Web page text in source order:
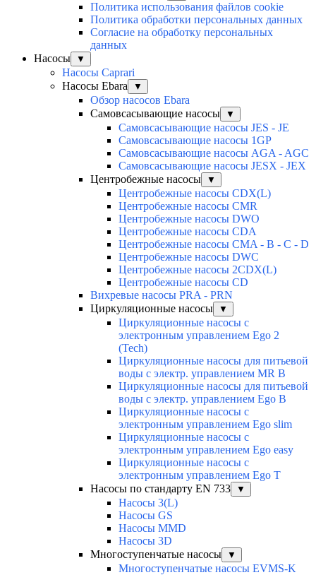
Политика использования файлов cookie
Политика обработки персональных данных
Согласие на обработку персональных
данных
Насосы
▼
Насосы Caprari
Насосы Ebara
▼
Обзор насосов Ebara
Самовсасывающие насосы
▼
Самовсасывающие насосы JES - JE
Самовсасывающие насосы 1GP
Самовсасывающие насосы AGA - AGC
Самовсасывающие насосы JESX - JEX
Центробежные насосы
▼
Центробежные насосы CDX(L)
Центробежные насосы CMR
Центробежные насосы DWO
Центробежные насосы CDA
Центробежные насосы CMA - B - C - D
Центробежные насосы DWC
Центробежные насосы 2CDX(L)
Центробежные насосы CD
Вихревые насосы PRA - PRN
Циркуляционные насосы
▼
Циркуляционные насосы с
электронным управлением Ego 2
(Tech)
Циркуляционные насосы для питьевой
воды с электр. управлением MR B
Циркуляционные насосы для питьевой
воды с электр. управлением Ego B
Циркуляционные насосы с
электронным управлением Ego slim
Циркуляционные насосы с
электронным управлением Ego easy
Циркуляционные насосы с
электронным управлением Ego T
Насосы по стандарту EN 733
▼
Насосы 3(L)
Насосы GS
Насосы MMD
Насосы 3D
Многоступенчатые насосы
▼
Многоступенчатые насосы EVMS-K